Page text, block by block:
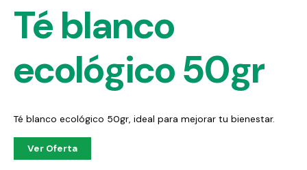
Té blanco
ecológico 50gr
Té blanco ecológico 50gr, ideal para mejorar tu bienestar.
Ver Oferta